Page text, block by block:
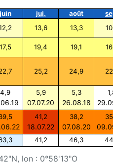
lon : 0°58'13"O
juin jui. août
13,6 13,3
17,5 19,4 19,1
25,2 24,9
4,9 5,9
07.07.20
5,3
26.08.18
41,2
18.07.22
38,2
07.08.20
41,2 46,3